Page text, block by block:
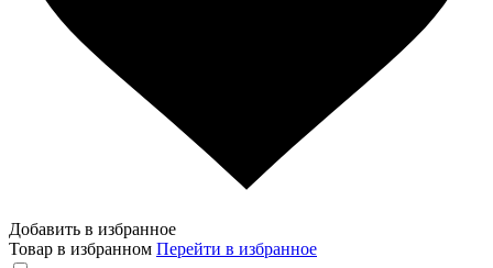
Добавить в избранное
Товар в избранном Перейти в избранное